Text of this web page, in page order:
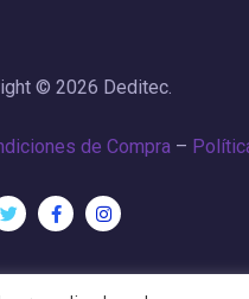
© 2026 Deditec.
de Compra–